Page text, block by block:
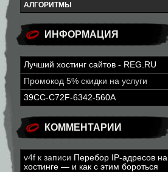
АЛГОРИТМЫ
ИНФОРМАЦИЯ
Лучший хостинг сайтов - REG.RU
Промокод 5% скидки на услуги
39CC-C72F-6342-560A
КОММЕНТАРИИ
v4f к записи Перебор IP-адресов на
хостинге — и как с этим бороться